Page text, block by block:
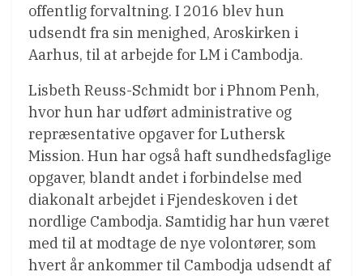
offentlig forvaltning. I 2016 blev hun
udsendt fra sin menighed, Aroskirken i
Aarhus, til at arbejde for LM i Cambodja.
Lisbeth Reuss-Schmidt bor i Phnom Penh,
hvor hun har udført administrative og
repræsentative opgaver for Luthersk
Mission. Hun har også haft sundhedsfaglige
opgaver, blandt andet i forbindelse med
diakonalt arbejdet i Fjendeskoven i det
nordlige Cambodja. Samtidig har hun været
med til at modtage de nye volontører, som
hvert år ankommer til Cambodja udsendt af